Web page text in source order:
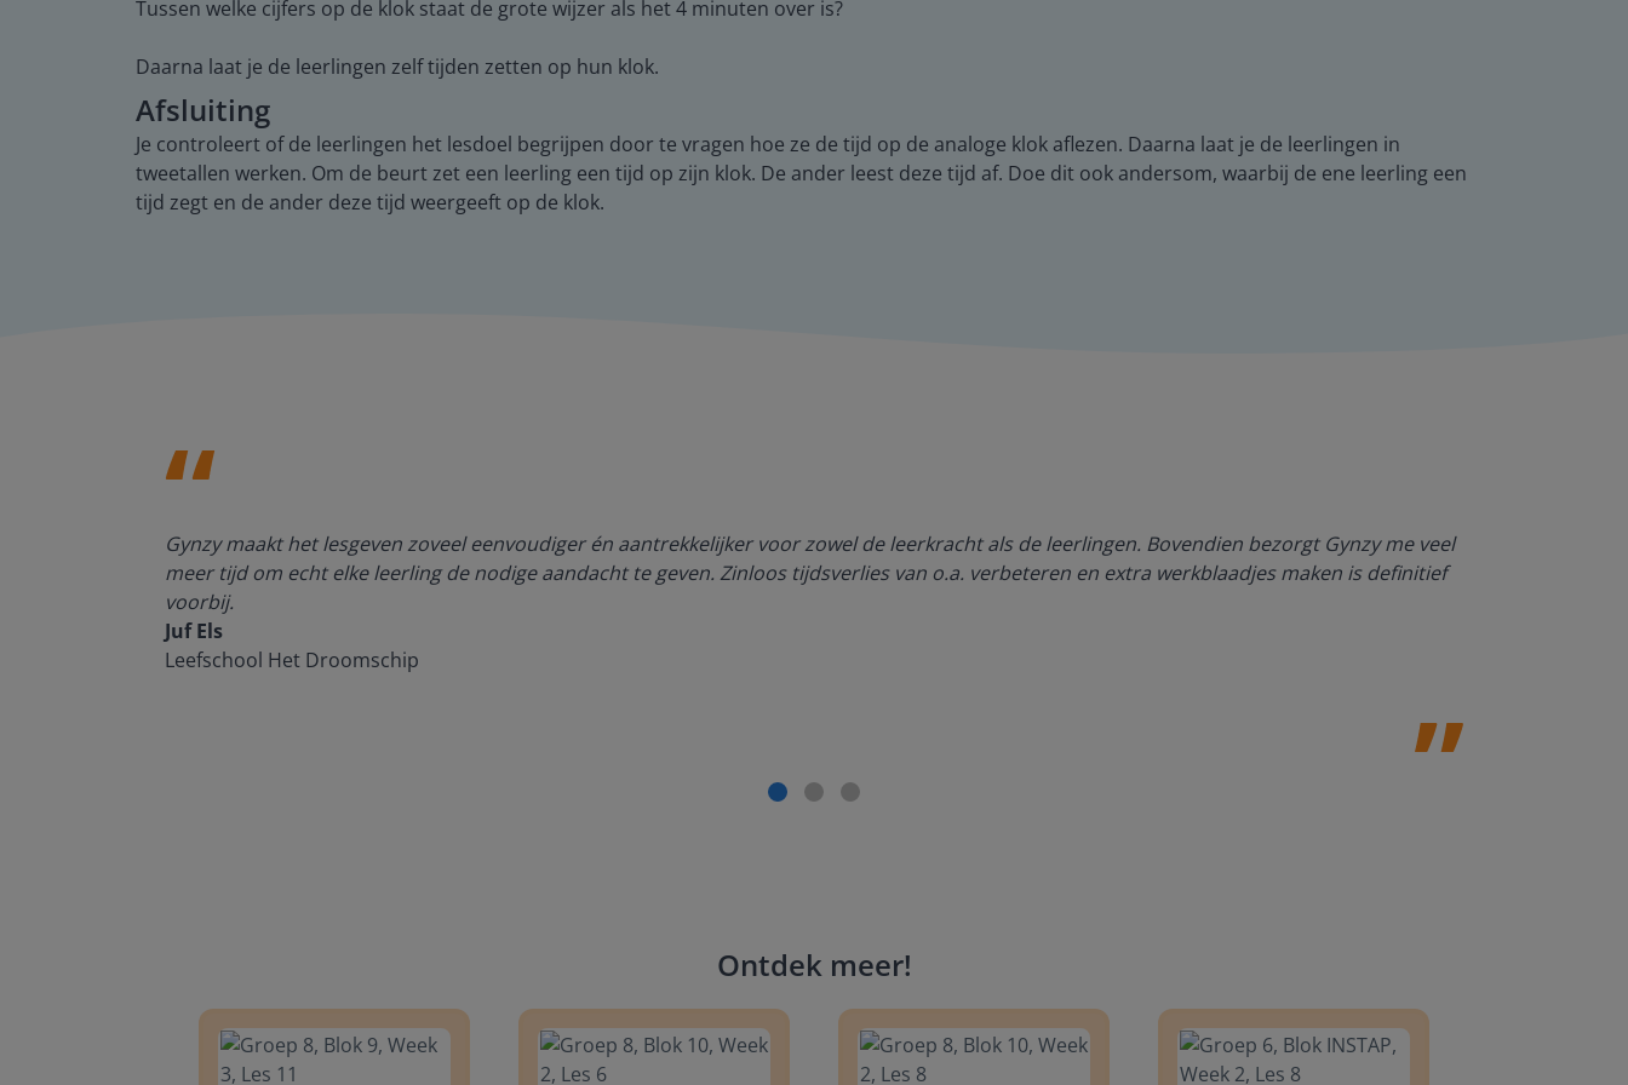
Tussen welke cijfers op de klok staat de grote wijzer als het 4 minuten over is?
Daarna laat je de leerlingen zelf tijden zetten op hun klok.
Afsluiting
Je controleert of de leerlingen het lesdoel begrijpen door te vragen hoe ze de tijd op de analoge klok aflezen. Daarna laat je de leerlingen in
tweetallen werken. Om de beurt zet een leerling een tijd op zijn klok. De ander leest deze tijd af. Doe dit ook andersom, waarbij de ene leerling een
tijd zegt en de ander deze tijd weergeeft op de klok.
Gynzy maakt het lesgeven zoveel eenvoudiger én aantrekkelijker voor zowel de leerkracht als de leerlingen. Bovendien bezorgt Gynzy me veel
meer tijd om echt elke leerling de nodige aandacht te geven. Zinloos tijdsverlies van o.a. verbeteren en extra werkblaadjes maken is definitief
voorbij.
Juf Els
Leefschool Het Droomschip
Ontdek meer!